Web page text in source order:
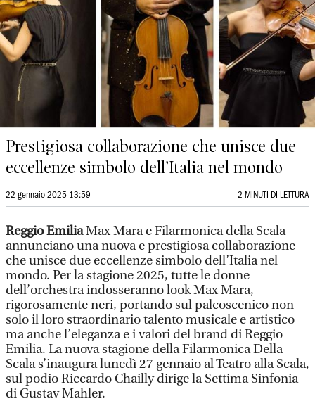
Prestigiosa collaborazione che unisce due
eccellenze simbolo dell’Italia nel mondo
22 gennaio 2025 13:59 2 MINUTI DI LETTURA
Reggio EmiliaMax Mara e Filarmonica della Scala
annunciano una nuova e prestigiosa collaborazione
che unisce due eccellenze simbolo dell’Italia nel
mondo. Per la stagione 2025, tutte le donne
dell’orchestra indosseranno look Max Mara,
rigorosamente neri, portando sul palcoscenico non
solo il loro straordinario talento musicale e artistico
ma anche l’eleganza e i valori del brand di Reggio
Emilia. La nuova stagione della Filarmonica Della
Scala s’inaugura lunedì 27 gennaio al Teatro alla Scala,
sul podio Riccardo Chailly dirige la Settima Sinfonia
di Gustav Mahler.